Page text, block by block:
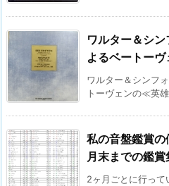
ワルター＆シ
よるベートー
ワルター＆シンフ
トーヴェンの≪英
私の音盤鑑賞
月末までの鑑賞
2ヶ月ごとに行っ